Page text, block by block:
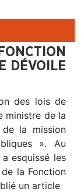
DÉVOILE
des lois de
ministre de la
la mission
». Au
esquissé les
la Fonction
un article